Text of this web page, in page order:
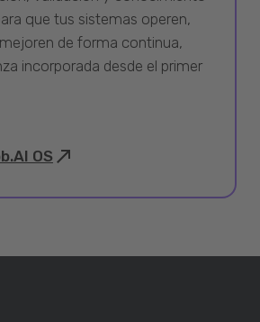
que tus sistemas operen,
de forma continua,
incorporada desde el primer
OS